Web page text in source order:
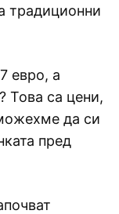
традиционни
евро, а
Това са цени,
да си
пред